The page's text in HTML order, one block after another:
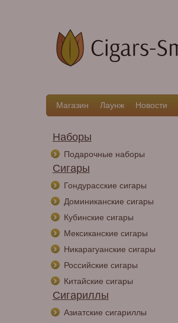
Магазин Лаунж Новости
Наборы
Подарочные наборы
Сигары
Гондурасские сигары
Доминиканские сигары
Кубинские сигары
Мексиканские сигары
Никарагуанские сигары
Российские сигары
Китайские сигары
Сигариллы
Азиатские сигариллы